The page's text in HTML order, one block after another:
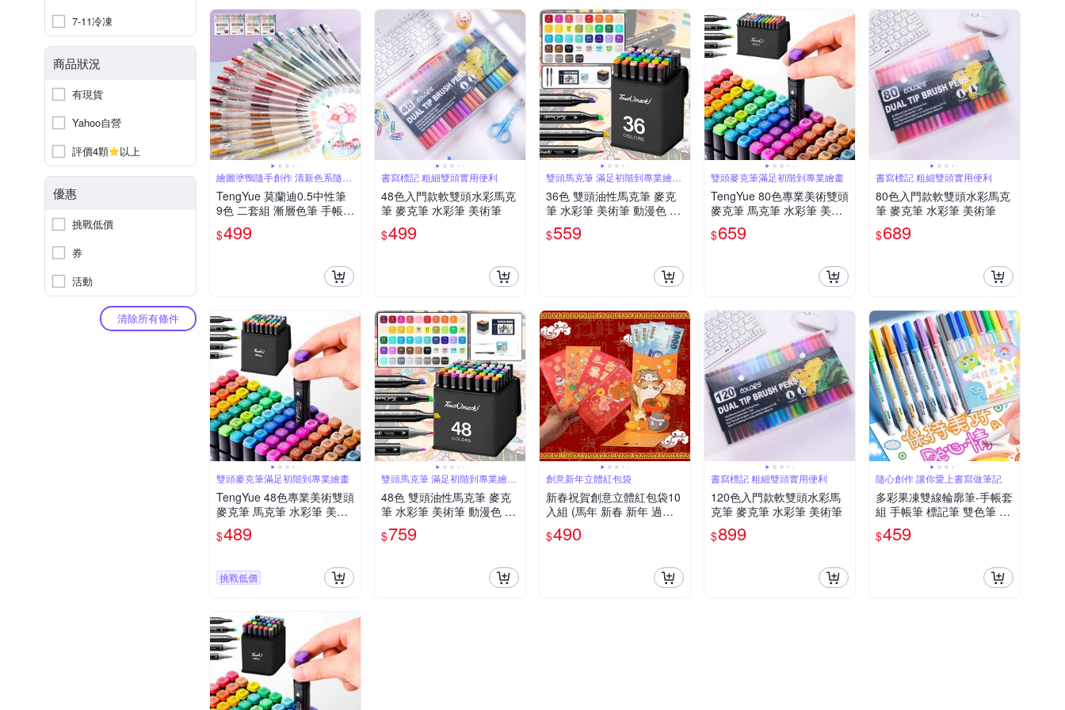
7-11冷凍
商品狀況
有現貨
Yahoo自營
評價4顆
以上
優惠
挑戰低價
券
活動
清除所有條件
繪圖塗鴨隨手創作 清新色系隨心
任選
TengYue 莫蘭迪0.5中性筆
9色 二套組 漸層色筆 手帳筆
果汁筆
$499
書寫標記 粗細雙頭實用便利
48色入門款軟雙頭水彩馬克
筆 麥克筆 水彩筆 美術筆
$499
雙頭馬克筆 滿足初階到專業繪畫
需求
36色 雙頭油性馬克筆 麥克
筆 水彩筆 美術筆 動漫色 酒
精性墨水筆 彩色筆
$559
雙頭麥克筆滿足初階到專業繪畫
TengYue 80色專業美術雙頭
麥克筆 馬克筆 水彩筆 美術
筆 動漫色 酒精性墨水筆 彩
色筆 畫筆
$659
書寫標記 粗細雙頭實用便利
80色入門款軟雙頭水彩馬克
筆 麥克筆 水彩筆 美術筆
$689
雙頭麥克筆滿足初階到專業繪畫
TengYue 48色專業美術雙頭
麥克筆 馬克筆 水彩筆 美術
筆 動漫色 酒精性墨水筆 彩
色筆 畫筆
$489
挑戰低價
雙頭馬克筆 滿足初階到專業繪畫
需求
48色 雙頭油性馬克筆 麥克
筆 水彩筆 美術筆 動漫色 酒
精性墨水筆 彩色筆
$759
創意新年立體紅包袋
新春祝賀創意立體紅包袋10
入組 (馬年 新春 新年 過年
紅包袋 創意紅包)
$490
書寫標記 粗細雙頭實用便利
120色入門款軟雙頭水彩馬
克筆 麥克筆 水彩筆 美術筆
$899
隨心創作 讓你愛上書寫做筆記
多彩果凍雙線輪廓筆-手帳套
組 手帳筆 標記筆 雙色筆 重
點筆
$459